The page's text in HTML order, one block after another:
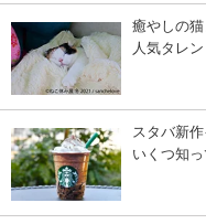
癒やしの
人気タレ
スタバ新作
いくつ知